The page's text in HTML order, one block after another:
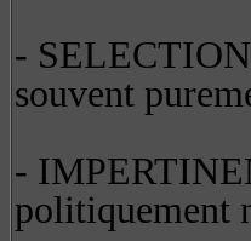
-
souvent
-
politiquement